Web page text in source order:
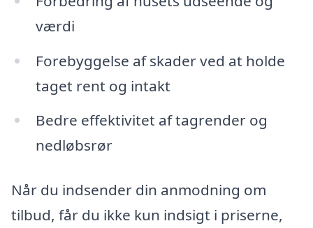
værdi
Forebyggelse af skader ved at holde
taget rent og intakt
Bedre effektivitet af tagrender og
nedløbsrør
Når du indsender din anmodning om
tilbud, får du ikke kun indsigt i priserne,